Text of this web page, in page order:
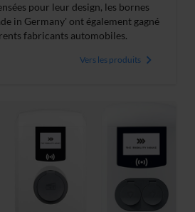
pour leur design, les bornes
in Germany' ont également gagné
fabricants automobiles.
Vers les produits